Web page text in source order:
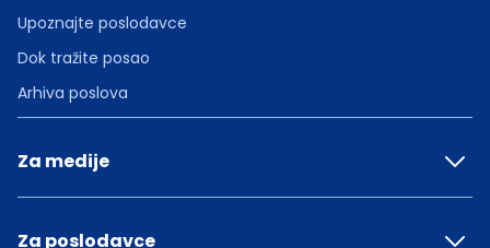
Upoznajte poslodavce
Dok tražite posao
Arhiva poslova
Za medije
Za poslodavce